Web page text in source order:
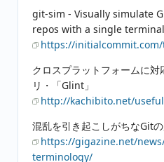
git-sim - Visually simulate
repos with a single
https://
クロスプラットフォームに
リ・「Glint」
http://kachibito.net/
混乱を引き起こしがちなGit
https://gigazine.net/
terminology/